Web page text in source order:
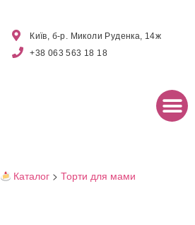
Київ, б-р. Миколи Руденка, 14ж
+38 063 563 18 18
Каталог >Торти для мами